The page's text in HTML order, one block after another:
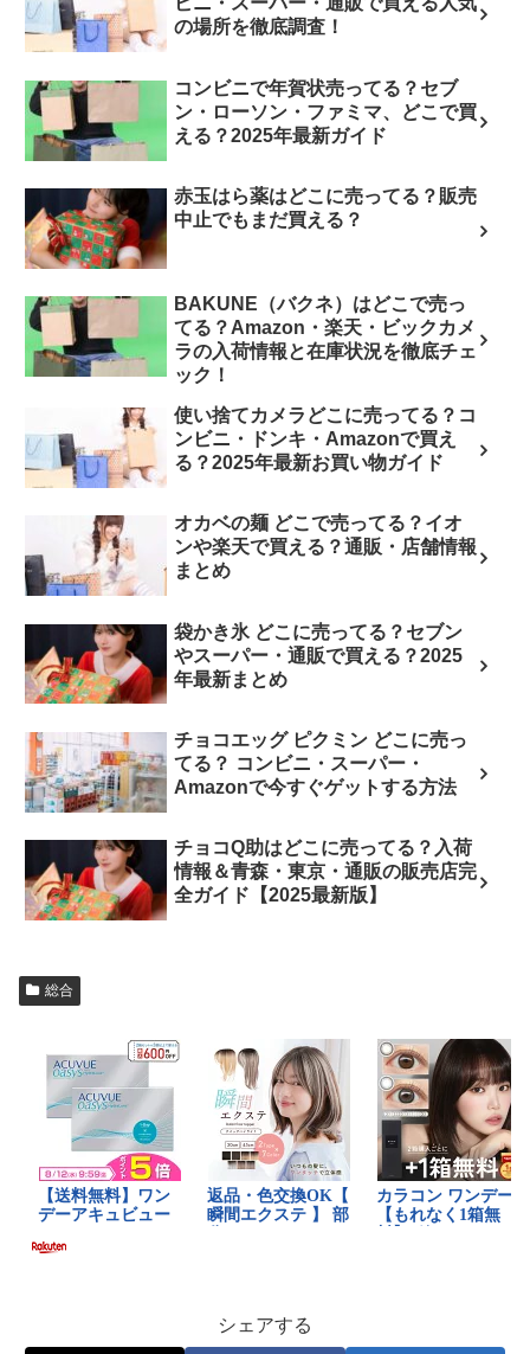
の場所を徹底調査！
コンビニで年賀状売ってる？セブ
ン・ローソン・ファミマ、どこで買
える？2025年最新ガイド
赤玉はら薬はどこに売ってる？販売
中止でもまだ買える？
BAKUNE（バクネ）はどこで売っ
てる？Amazon・楽天・ビックカメ
ラの入荷情報と在庫状況を徹底チェ
ック！
使い捨てカメラどこに売ってる？コ
ンビニ・ドンキ・Amazonで買え
る？2025年最新お買い物ガイド
オカベの麺 どこで売ってる？イオ
ンや楽天で買える？通販・店舗情報
まとめ
袋かき氷 どこに売ってる？セブン
やスーパー・通販で買える？2025
年最新まとめ
チョコエッグ ピクミン どこに売っ
てる？ コンビニ・スーパー・
Amazonで今すぐゲットする方法
チョコQ助はどこに売ってる？入荷
情報＆青森・東京・通販の販売店完
全ガイド【2025最新版】
総合
シェアする